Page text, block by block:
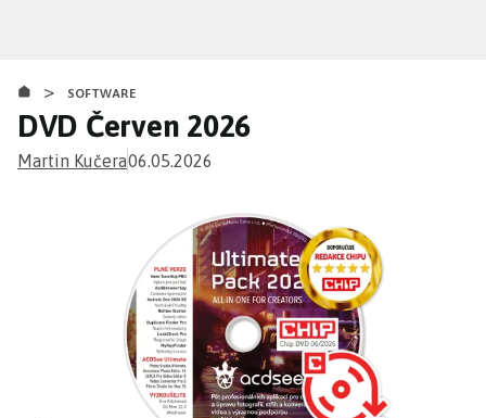
obsahu
> SOFTWARE
DVD Červen 2026
Martin Kučera06.05.2026